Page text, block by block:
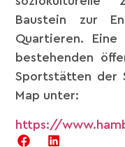
Baustein zur
Quartieren.
bestehenden
Sportstätten
Map unter:
https://